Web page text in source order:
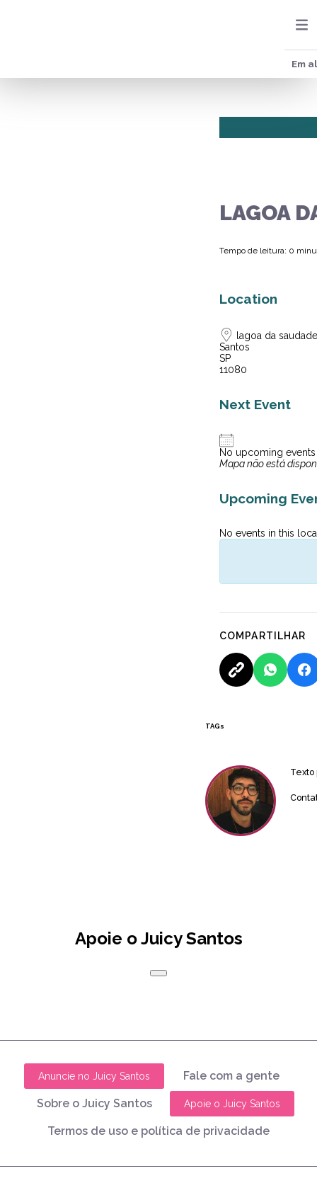
Em
LAGOA
Tempo de leitura: 0
Location
lagoa da
Santos
SP
11080
Next Event
No upcoming events
Mapa não está
Upcoming
No events in this
COMPARTILHAR
TAGs
Texto
Apoie o Juicy Santos
Anuncie no Juicy Santos Fale com a gente
Sobre o Juicy Santos Apoie o Juicy Santos
Termos de uso e política de privacidade